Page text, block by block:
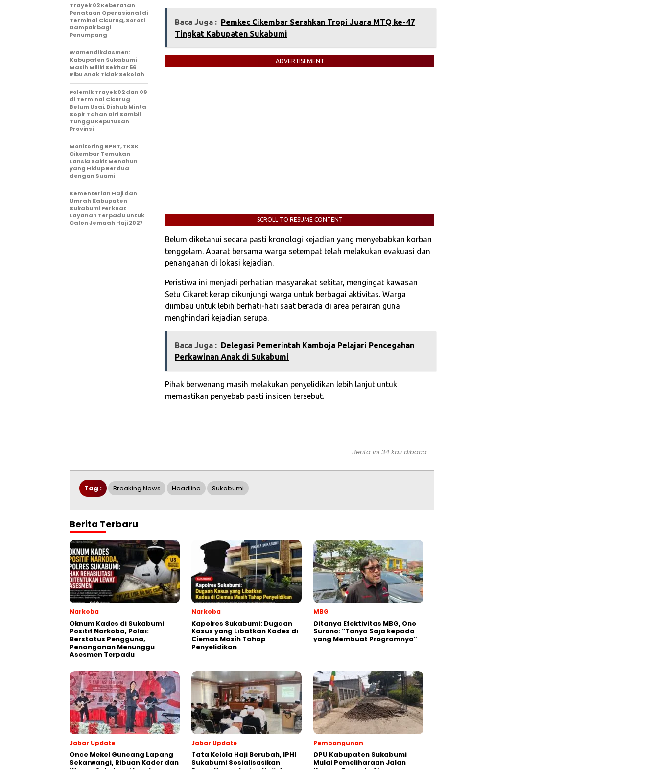
Baca Juga : Pemkec Cikembar Serahkan Tropi Juara MTQ ke-47
Tingkat Kabupaten Sukabumi
ADVERTISEMENT
SCROLL TO RESUME CONTENT
Belum diketahui secara pasti kronologi kejadian yang menyebabkan korban
tenggelam. Aparat bersama warga setempat telah melakukan evakuasi dan
penanganan di lokasi kejadian.
Peristiwa ini menjadi perhatian masyarakat sekitar, mengingat kawasan
Setu Cikaret kerap dikunjungi warga untuk berbagai aktivitas. Warga
diimbau untuk lebih berhati-hati saat berada di area perairan guna
menghindari kejadian serupa.
Baca Juga : Delegasi Pemerintah Kamboja Pelajari Pencegahan
Perkawinan Anak di Sukabumi
Pihak berwenang masih melakukan penyelidikan lebih lanjut untuk
memastikan penyebab pasti insiden tersebut.
‎Trayek 02 Keberatan
Penataan Operasional di
Terminal Cicurug, Soroti
Dampak bagi
Penumpang
Wamendikdasmen:
Kabupaten Sukabumi
Masih Miliki Sekitar 56
Ribu Anak Tidak Sekolah
Polemik Trayek 02 dan 09
di Terminal Cicurug
Belum Usai, Dishub Minta
Sopir Tahan Diri Sambil
Tunggu Keputusan
Provinsi
‎Monitoring BPNT, TKSK
Cikembar Temukan
Lansia Sakit Menahun
yang Hidup Berdua
dengan Suami
Kementerian Haji dan
Umrah Kabupaten
Sukabumi Perkuat
Layanan Terpadu untuk
Calon Jemaah Haji 2027
Berita ini 34 kali dibaca
Tag : Breaking News Headline Sukabumi
Berita Terbaru
Narkoba
Oknum Kades di Sukabumi
Positif Narkoba, Polisi:
Berstatus Pengguna,
Penanganan Menunggu
Asesmen Terpadu
Narkoba
Kapolres Sukabumi: Dugaan
Kasus yang Libatkan Kades di
Ciemas Masih Tahap
Penyelidikan
MBG
‎Ditanya Efektivitas MBG, Ono
Surono: “Tanya Saja kepada
yang Membuat Programnya”‎
Jabar Update
Once Mekel Guncang Lapang
Sekarwangi, Ribuan Kader dan
Jabar Update
Tata Kelola Haji Berubah, IPHI
Sukabumi Sosialisasikan
Pembangunan
‎DPU Kabupaten Sukabumi
Mulai Pemeliharaan Jalan